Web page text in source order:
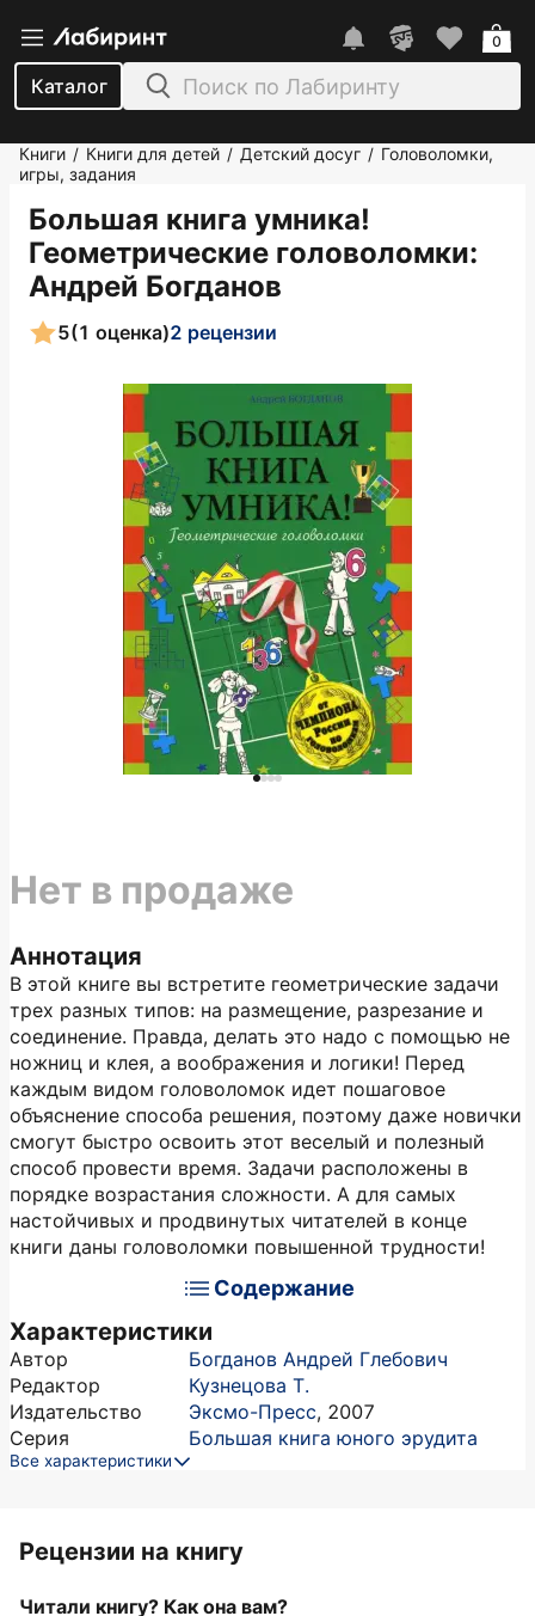
Каталог
0
Книги / Книги для детей / Детский досуг / Головоломки,
игры, задания
Большая книга умника!
Геометрические головоломки:
Андрей Богданов
5(1 оценка)2 рецензии
Аннотация
В этой книге вы встретите геометрические задачи
трех разных типов: на размещение, разрезание и
соединение. Правда, делать это надо с помощью не
ножниц и клея, а воображения и логики! Перед
каждым видом головоломок идет пошаговое
объяснение способа решения, поэтому даже новички
смогут быстро освоить этот веселый и полезный
способ провести время. Задачи расположены в
порядке возрастания сложности. А для самых
настойчивых и продвинутых читателей в конце
книги даны головоломки повышенной трудности!
Содержание
Характеристики
Автор
Богданов Андрей Глебович
Редактор
Кузнецова Т.
Издательство
Эксмо-Пресс, 2007
Серия
Большая книга юного эрудита
Все характеристики
Нет в продаже
Рецензии на книгу
Читали книгу? Как она вам?